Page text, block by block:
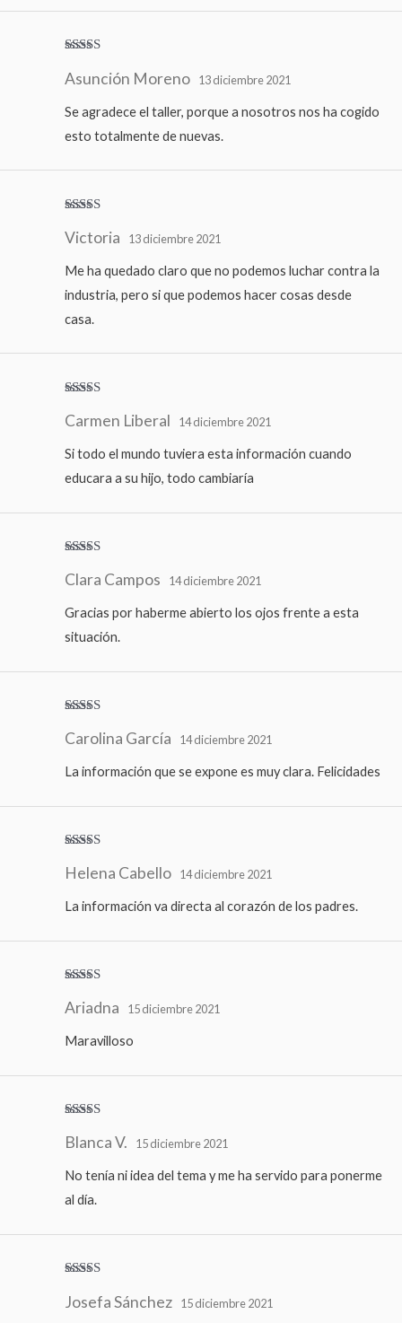
con 5de 5
Asunción Moreno 13 diciembre 2021
Se agradece el taller, porque a nosotros nos ha cogido
esto totalmente de nuevas.
con4de
5
Victoria 13 diciembre 2021
Me ha quedado claro que no podemos luchar contra la
industria, pero si que podemos hacer cosas desde
casa.
con5de 5
Carmen Liberal 14 diciembre 2021
Si todo el mundo tuviera esta información cuando
educara a su hijo, todo cambiaría
con5de 5
Clara Campos 14 diciembre 2021
Gracias por haberme abierto los ojos frente a esta
situación.
con5de 5
Carolina García 14 diciembre 2021
La información que se expone es muy clara. Felicidades
con5de 5
Helena Cabello 14 diciembre 2021
La información va directa al corazón de los padres.
con4de
Ariadna 15 diciembre 2021
Maravilloso
con4de
Blanca V. 15 diciembre 2021
No tenía ni idea del tema y me ha servido para ponerme
al día.
con4de
5
Josefa Sánchez 15 diciembre 2021